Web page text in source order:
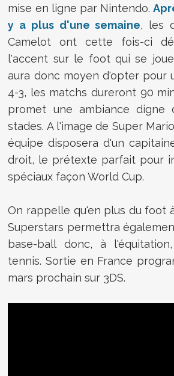
mise en ligne par Nintendo.
y a plus d'une semaine, les
Camelot ont cette fois-ci
l'accent sur le foot qui se
aura donc moyen d'opter pour
4-3, les matchs dureront 90
promet une ambiance digne
stades. A l'image de Super
équipe disposera d'un
droit, le prétexte parfait pour
spéciaux façon World Cup.
On rappelle qu'en plus du foot à
Superstars permettra
base-ball donc, à
tennis. Sortie en France
mars prochain sur 3DS.